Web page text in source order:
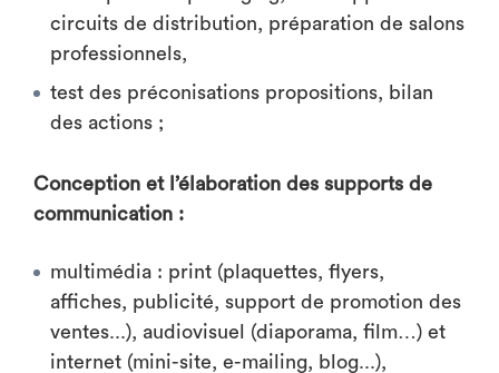
circuits de distribution, préparation de salons
professionnels,
test des préconisations propositions, bilan
des actions ;
Conception et l’élaboration des supports de
communication :
multimédia : print (plaquettes, flyers,
affiches, publicité, support de promotion des
ventes...), audiovisuel (diaporama, film…) et
internet (mini-site, e-mailing, blog...),